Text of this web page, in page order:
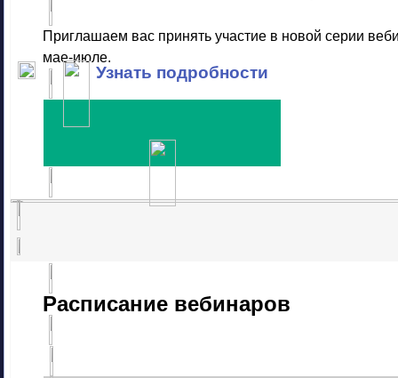
Приглашаем вас принять участие в новой серии
мае-июле.
Узнать подробности
Расписание вебинаров